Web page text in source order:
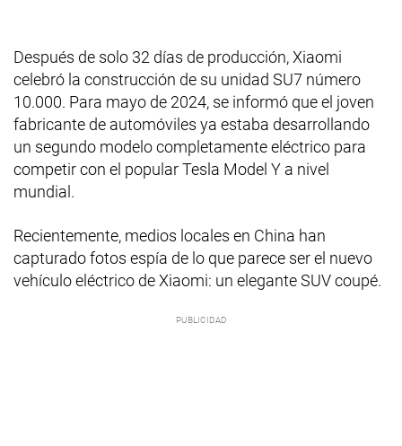
Después de solo 32 días de producción, Xiaomi
celebró la construcción de su unidad SU7 número
10.000. Para mayo de 2024, se informó que el joven
fabricante de automóviles ya estaba desarrollando
un segundo modelo completamente eléctrico para
competir con el popular Tesla Model Y a nivel
mundial.
Recientemente, medios locales en China han
capturado fotos espía de lo que parece ser el nuevo
vehículo eléctrico de Xiaomi: un elegante SUV coupé.